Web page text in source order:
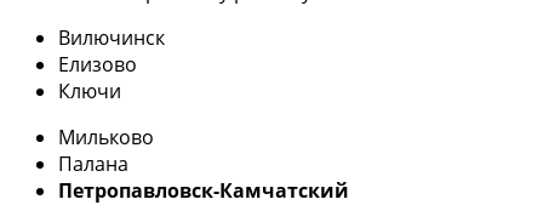
Вилючинск
Елизово
Ключи
Мильково
Палана
Петропавловск-Камчатский